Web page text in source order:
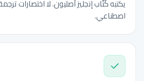
يكتبه كُتّاب إنجليز أصليون. لا اختصارات
اصطناعي.